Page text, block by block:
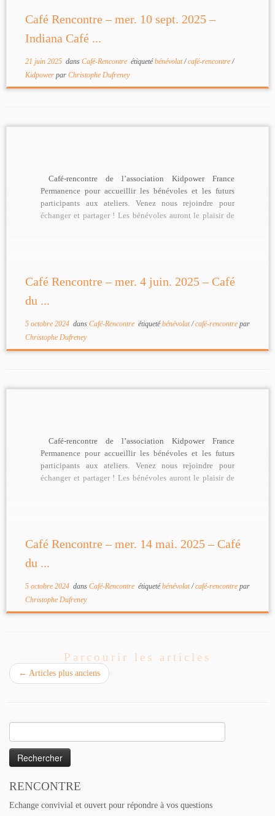
Café Rencontre – mer. 10 sept. 2025 –
Indiana Café ...
21 juin 2025dans Café-Rencontre étiquetébénévolat/café-rencontre/
Kidpower par Christophe Dufreney
Café-rencontre de l’association Kidpower France
Permanence pour accueillir les bénévoles et les futurs
participants aux ateliers. Venez nous rejoindre pour
échanger et partager ! Les bénévoles auront le plaisir de
Café Rencontre – mer. 4 juin. 2025 – Café
du ...
5 octobre 2024dans Café-Rencontre étiquetébénévolat/café-rencontre par
Christophe Dufreney
Café-rencontre de l’association Kidpower France
Permanence pour accueillir les bénévoles et les futurs
participants aux ateliers. Venez nous rejoindre pour
échanger et partager ! Les bénévoles auront le plaisir de
Café Rencontre – mer. 14 mai. 2025 – Café
du ...
5 octobre 2024dans Café-Rencontre étiquetébénévolat/café-rencontre par
Christophe Dufreney
Parcourir les articles
← Articles plus anciens
RENCONTRE
Echange convivial et ouvert pour répondre à vos questions